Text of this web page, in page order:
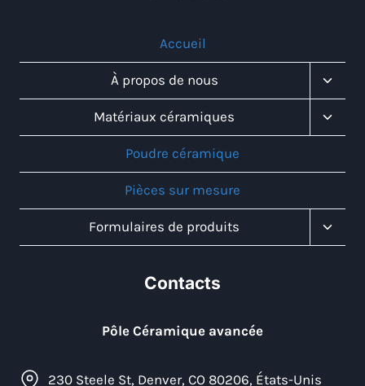
Accueil
À propos de nous
Child
Menu
Matériaux céramiques
Child
Poudre céramique
Pièces sur mesure
Formulaires de produits
Child
Contacts
Pôle Céramique avancée
230 Steele St, Denver, CO 80206, États-Unis